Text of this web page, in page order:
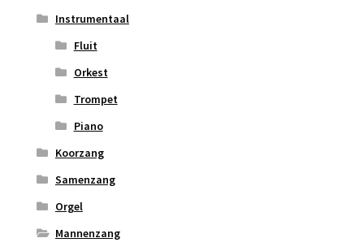
Instrumentaal
Fluit
Orkest
Trompet
Piano
Koorzang
Samenzang
Orgel
Mannenzang